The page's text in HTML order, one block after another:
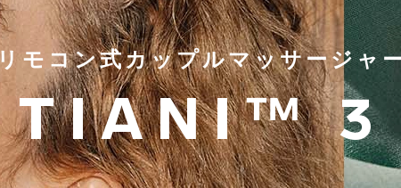
リモコン式カップルマッサージャ
TIANI™ 3